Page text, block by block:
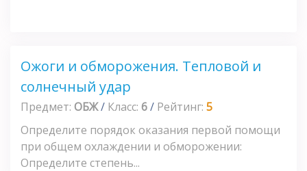
Ожоги и обморожения. Тепловой и
солнечный удар
Предмет: ОБЖ/ Класс: 6/ Рейтинг: 5
Определите порядок оказания первой помощи
при общем охлаждении и обморожении:
Определите степень...